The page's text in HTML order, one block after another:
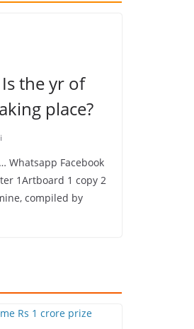
the yr of
place?
Whatsapp Facebook
1Artboard 1 copy 2
compiled by